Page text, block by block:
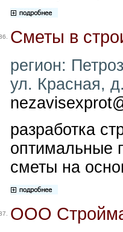
Сметы в
регион:
ул. Красная,
разработка
оптимальные
сметы на
ООО